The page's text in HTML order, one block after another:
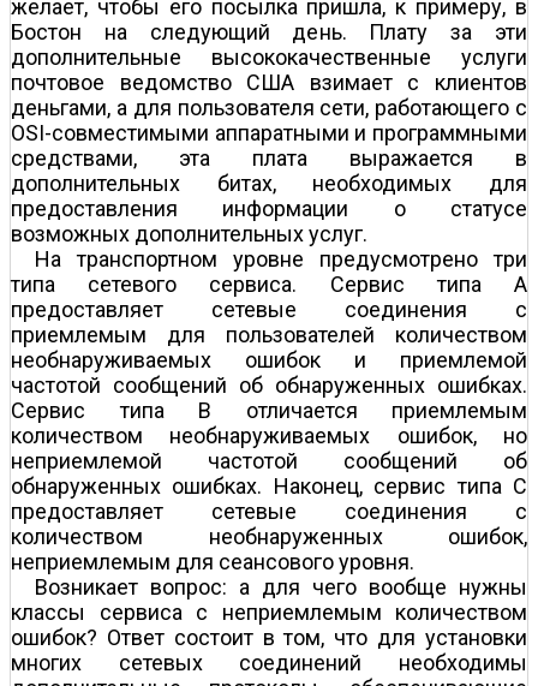
желает, чтобы его посылка пришла, к примеру, в
Бостон на следующий день. Плату за эти
дополнительные высококачественные услуги
почтовое ведомство США взимает с клиентов
деньгами, а для пользователя сети, работающего с
OSI-coвместимыми аппаратными и программными
средствами, эта плата выражается в
дополнительных битах, необходимых для
предоставления информации о статусе
возможных дополнительных услуг.
На транспортном уровне предусмотрено три
типа сетевого сервиса. Сервис типа А
предоставляет сетевые соединения с
приемлемым для пользователей количеством
необнаруживаемых ошибок и приемлемой
частотой сообщений об обнаруженных ошибках.
Сервис типа В отличается приемлемым
количеством необнаруживаемых ошибок, но
неприемлемой частотой сообщений об
обнаруженных ошибках. Наконец, сервис типа С
предоставляет сетевые соединения с
количеством необнаруженных ошибок,
неприемлемым для сеансового уровня.
Возникает вопрос: а для чего вообще нужны
классы сервиса с неприемлемым количеством
ошибок? Ответ состоит в том, что для установки
многих сетевых соединений необходимы